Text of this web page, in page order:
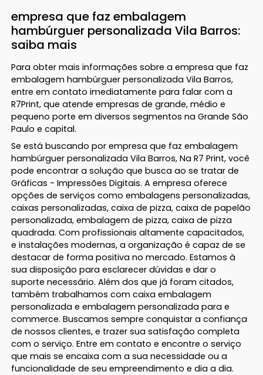
empresa que faz embalagem
hambúrguer personalizada Vila Barros:
saiba mais
Para obter mais informações sobre a empresa que faz
embalagem hambúrguer personalizada Vila Barros,
entre em contato imediatamente para falar com a
R7Print, que atende empresas de grande, médio e
pequeno porte em diversos segmentos na Grande São
Paulo e capital.
Se está buscando por empresa que faz embalagem
hambúrguer personalizada Vila Barros, Na R7 Print, você
pode encontrar a solução que busca ao se tratar de
Gráficas - Impressões Digitais. A empresa oferece
opções de serviços como embalagens personalizadas,
caixas personalizadas, caixa de pizza, caixa de papelão
personalizada, embalagem de pizza, caixa de pizza
quadrada. Com profissionais altamente capacitados,
e instalações modernas, a organização é capaz de se
destacar de forma positiva no mercado. Estamos à
sua disposição para esclarecer dúvidas e dar o
suporte necessário. Além dos que já foram citados,
também trabalhamos com caixa embalagem
personalizada e embalagem personalizada para e
commerce. Buscamos sempre conquistar a confiança
de nossos clientes, e trazer sua satisfação completa
com o serviço. Entre em contato e encontre o serviço
que mais se encaixa com a sua necessidade ou a
funcionalidade de seu empreendimento e dia a dia.